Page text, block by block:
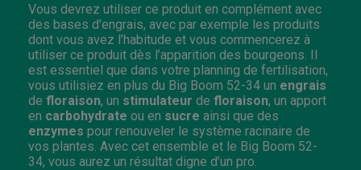
Vous devrez utiliser ce produit en complément avec
des bases d'engrais, avec par exemple les produits
dont vous avez l’habitude et vous commencerez à
utiliser ce produit dès l’apparition des bourgeons. Il
est essentiel que dans votre planning de fertilisation,
vous utilisiez en plus du Big Boom 52-34 un engrais
de floraison, un stimulateur de floraison, un apport
en carbohydrate ou en sucre ainsi que des
enzymes pour renouveler le système racinaire de
vos plantes. Avec cet ensemble et le Big Boom 52-
34, vous aurez un résultat digne d’un pro.